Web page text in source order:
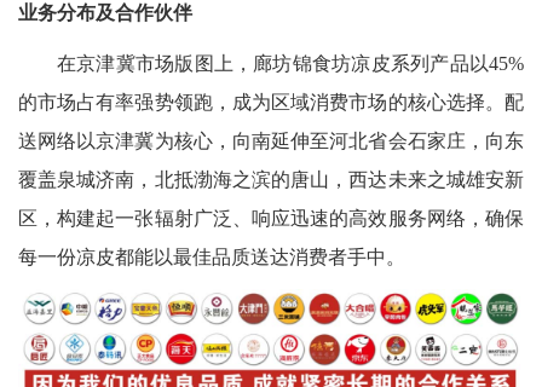
业务分布及合作伙伴
在京津冀市场版图上，廊坊锦食坊凉皮系列产品以45%
的市场占有率强势领跑，成为区域消费市场的核心选择。配
送网络以京津冀为核心，向南延伸至河北省会石家庄，向东
覆盖泉城济南，北抵渤海之滨的唐山，西达未来之城雄安新
区，构建起一张辐射广泛、响应迅速的高效服务网络，确保
每一份凉皮都能以最佳品质送达消费者手中。